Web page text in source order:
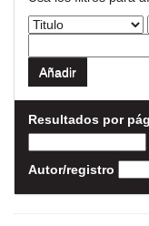
Resultados por
Autor/registro